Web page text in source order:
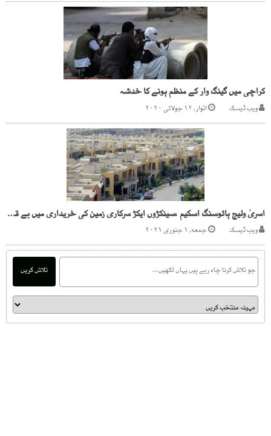
کراچی میں گینگ وار کے منظم ہونے کا خدشہ
ویب ڈیسک اتوار, ۱۲ جولائی ۲۰۲۰
اسریٰ ولیج ہائوسنگ اسکیم ،سینکڑوں ایکڑ سرکاری زمین کی خریداری میں بے قاعدگیاں
ویب ڈیسک جمعه, ۱ جنوری ۲۰۲۱
تلاش کریں